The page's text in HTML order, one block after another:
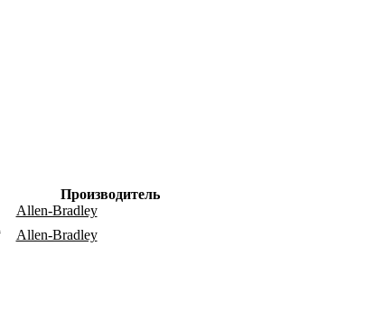
Производитель
Allen-Bradley
Allen-Bradley